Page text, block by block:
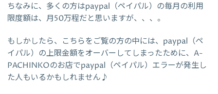
ちなみに、多くの方はpaypal（ペイパル）の毎月の利用
限度額は、月50万程だと思いますが、、、。
もしかしたら、こちらをご覧の方の中には、paypal（ペ
イパル）の上限金額をオーバーしてしまったために、A-
PACHINKOのお店でpaypal（ペイパル）エラーが発生し
た人もいるかもしれません♪